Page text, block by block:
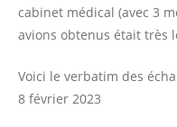
cabinet médical (avec 3
avions obtenus était très
Voici le verbatim des
8 février 2023